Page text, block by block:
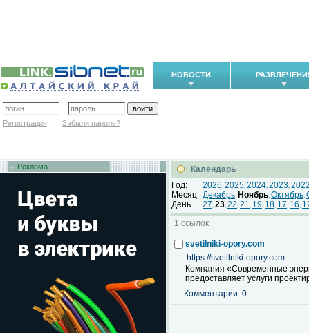
НОВОСТИ
Регистрация Забыли пароль?
Реклама
Календарь
Год:
2026, 2025, 2024, 2023, 2022
Месяц Декабрь, Ноябрь, Октябрь,
День
27, 23, 22, 21, 19, 18, 17, 16,
1 ссылок
svetilniki-opory.com
https://svetilniki-opory.com
Компания «Современные
предоставляет услуги
Комментарии: 0